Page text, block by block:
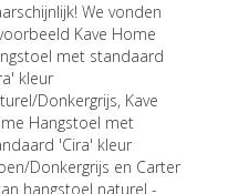
We vonden
Kave Home
met standaard
kleur
Donkergrijs, Kave
Hangstoel met
'Cira' kleur
Donkergrijs en Carter
hangstoel naturel -